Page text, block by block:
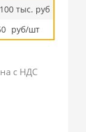
тыс. руб
руб/шт
с НДС